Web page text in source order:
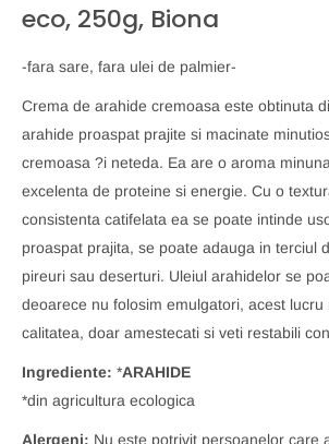
eco, 250g, Biona
-fara sare, fara ulei de palmier-
Crema de arahide cremoasa este obtinuta
arahide proaspat prajite si macinate
cremoasa ?i neteda. Ea are o aroma
excelenta de proteine si energie. Cu o
consistenta catifelata ea se poate intinde
proaspat prajita, se poate adauga in terciul
pireuri sau deserturi. Uleiul arahidelor se
deoarece nu folosim emulgatori, acest lucru
calitatea, doar amestecati si veti restabili
Ingrediente: *ARAHIDE
*din agricultura ecologica
Alergeni: Nu este potrivit persoanelor care